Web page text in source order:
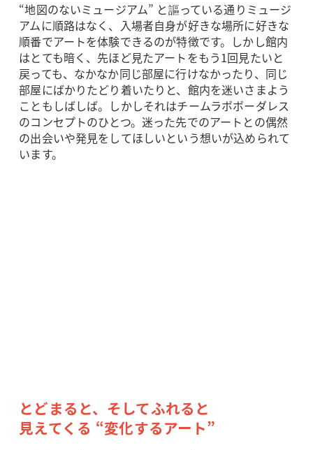
“地図のないミュージアム” と謳っている通りミュージ
アムに順路はなく、入場者自身が好きな場所に好きな
順番でアートを体験できるのが特徴です。しかし館内
はとても暗く、先ほど見たアートをもう1回見たいと
戻っても、なかなか同じ部屋に行けなかったり、同じ
部屋にばかりたどり着いたりと、館内を迷いさまよう
こともしばしば。しかしそれはチームラボボーダレス
のコンセプトのひとつ。迷った先でのアートとの偶然
の出会いや発見をしてほしいという想いが込められて
います。
とどまると、そしてふれると
見えてくる “変化するアート”